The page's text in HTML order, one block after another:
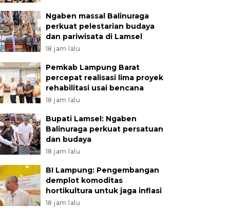
Ngaben massal Balinuraga
perkuat pelestarian budaya
dan pariwisata di Lamsel
18 jam lalu
Pemkab Lampung Barat
percepat realisasi lima proyek
rehabilitasi usai bencana
18 jam lalu
Bupati Lamsel: Ngaben
Balinuraga perkuat persatuan
dan budaya
18 jam lalu
BI Lampung: Pengembangan
demplot komoditas
hortikultura untuk jaga inflasi
18 jam lalu